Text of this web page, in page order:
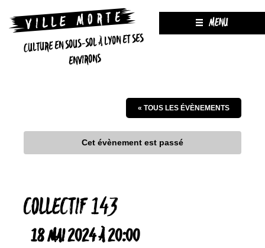
CULTURE EN SOUS-SOL À LYON ET SES
ENVIRONS
MENU
« TOUS LES ÉVÈNEMENTS
Cet évènement est passé
COLLECTIF 143
18 MAI 2024 À 20:00